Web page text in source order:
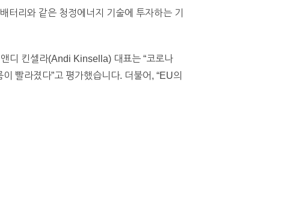
터리와 같은 청정에너지 기술에 투자하는 기
디 킨셀라(Andi Kinsella) 대표는 “코로나
빨라졌다”고 평가했습니다. 더불어, “EU의